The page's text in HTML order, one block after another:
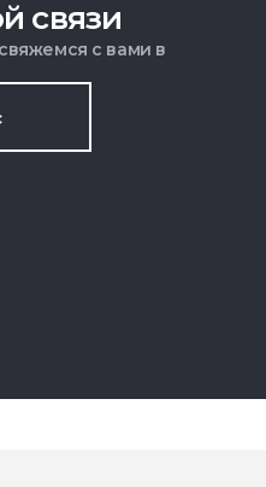
связи
с вами в